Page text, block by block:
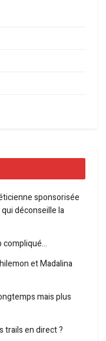
sponsorisée
déconseille la
compliqué…
et Madalina
mais plus
trails en direct ?